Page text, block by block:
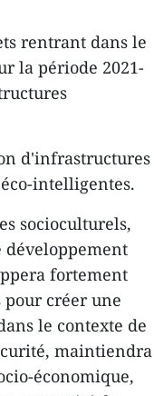
rentrant dans le
la période 2021-
d'infrastructures
intelligentes.
socioculturels,
développement
fortement
pour créer une
le contexte de
maintiendra
économique,